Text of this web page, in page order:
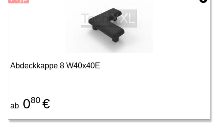
Abdeckkappe 8 W40x40E
ab 080 €